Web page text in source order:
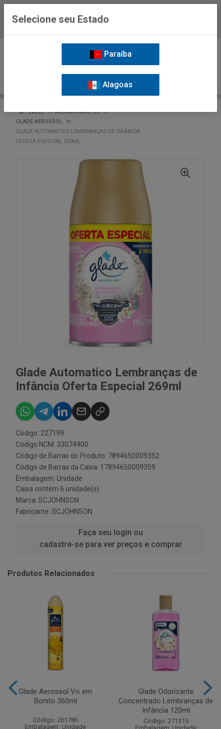
INÍCIO
AROMATIZANTES
GLADE AEROSSOL
GLADE AUTOMATICO LEMBRANÇAS DE INFÂNCIA
OFERTA ESPECIAL 269ML
Glade Automatico Lembranças de
Infância Oferta Especial 269ml
Código: 227199
Código NCM: 33074900
Código de Barras do Produto: 7894650009352
Código de Barras da Caixa: 17894650009359
Embalagem: Unidade
Caixa contém 6 unidade(s)
Marca: SCJOHNSON
Fabricante: SCJOHNSON
Faça seu login ou
cadastre-se para ver preços e comprar
Produtos Relacionados
Glade Aerossol Vo em
Bonito 360ml
Código: 261780
Embalagem: Unidade
Glade Odorizante
Concentrado Lembranças de
Infância 120ml
Código: 271315
Selecione seu Estado
Paraíba
Alagoas